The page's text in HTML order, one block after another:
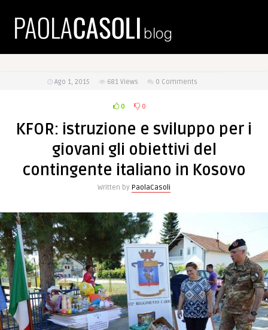
Ago 1, 2015 681 Views 0 Comments
0 0
KFOR: istruzione e sviluppo per i
giovani gli obiettivi del
contingente italiano in Kosovo
Written by PaolaCasoli